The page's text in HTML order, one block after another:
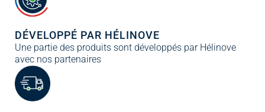
DÉVELOPPÉ PAR HÉLINOVE
Une partie des produits sont développés par Hélinove
avec nos partenaires